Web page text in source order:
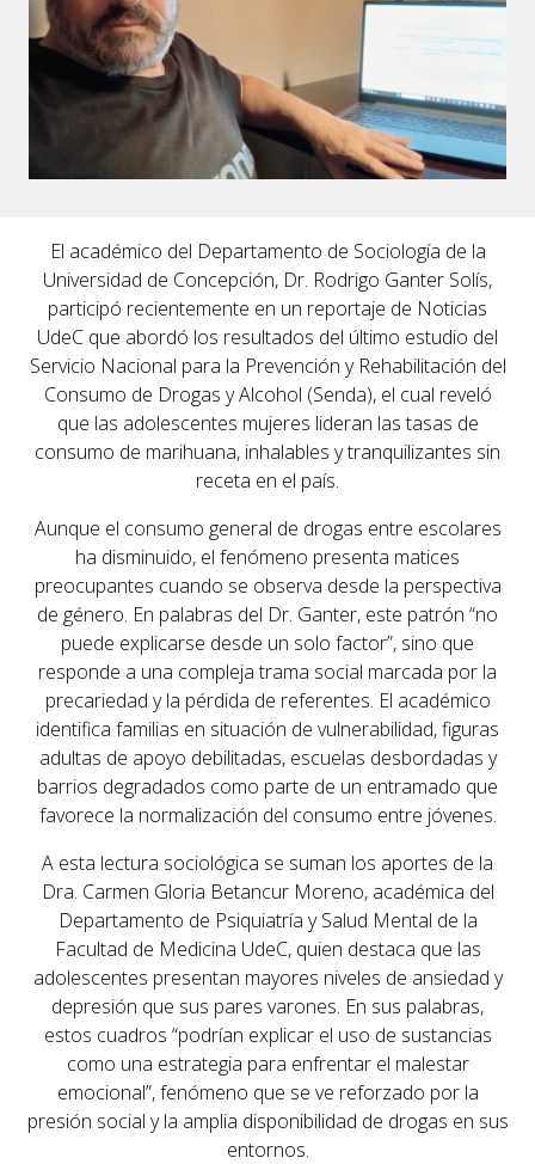
El académico del Departamento de Sociología de la
Universidad de Concepción, Dr. Rodrigo Ganter Solís,
participó recientemente en un reportaje de Noticias
UdeC que abordó los resultados del último estudio del
Servicio Nacional para la Prevención y Rehabilitación del
Consumo de Drogas y Alcohol (Senda), el cual reveló
que las adolescentes mujeres lideran las tasas de
consumo de marihuana, inhalables y tranquilizantes sin
receta en el país.
Aunque el consumo general de drogas entre escolares
ha disminuido, el fenómeno presenta matices
preocupantes cuando se observa desde la perspectiva
de género. En palabras del Dr. Ganter, este patrón “no
puede explicarse desde un solo factor”, sino que
responde a una compleja trama social marcada por la
precariedad y la pérdida de referentes. El académico
identifica familias en situación de vulnerabilidad, figuras
adultas de apoyo debilitadas, escuelas desbordadas y
barrios degradados como parte de un entramado que
favorece la normalización del consumo entre jóvenes.
A esta lectura sociológica se suman los aportes de la
Dra. Carmen Gloria Betancur Moreno, académica del
Departamento de Psiquiatría y Salud Mental de la
Facultad de Medicina UdeC, quien destaca que las
adolescentes presentan mayores niveles de ansiedad y
depresión que sus pares varones. En sus palabras,
estos cuadros “podrían explicar el uso de sustancias
como una estrategia para enfrentar el malestar
emocional”, fenómeno que se ve reforzado por la
presión social y la amplia disponibilidad de drogas en sus
entornos.